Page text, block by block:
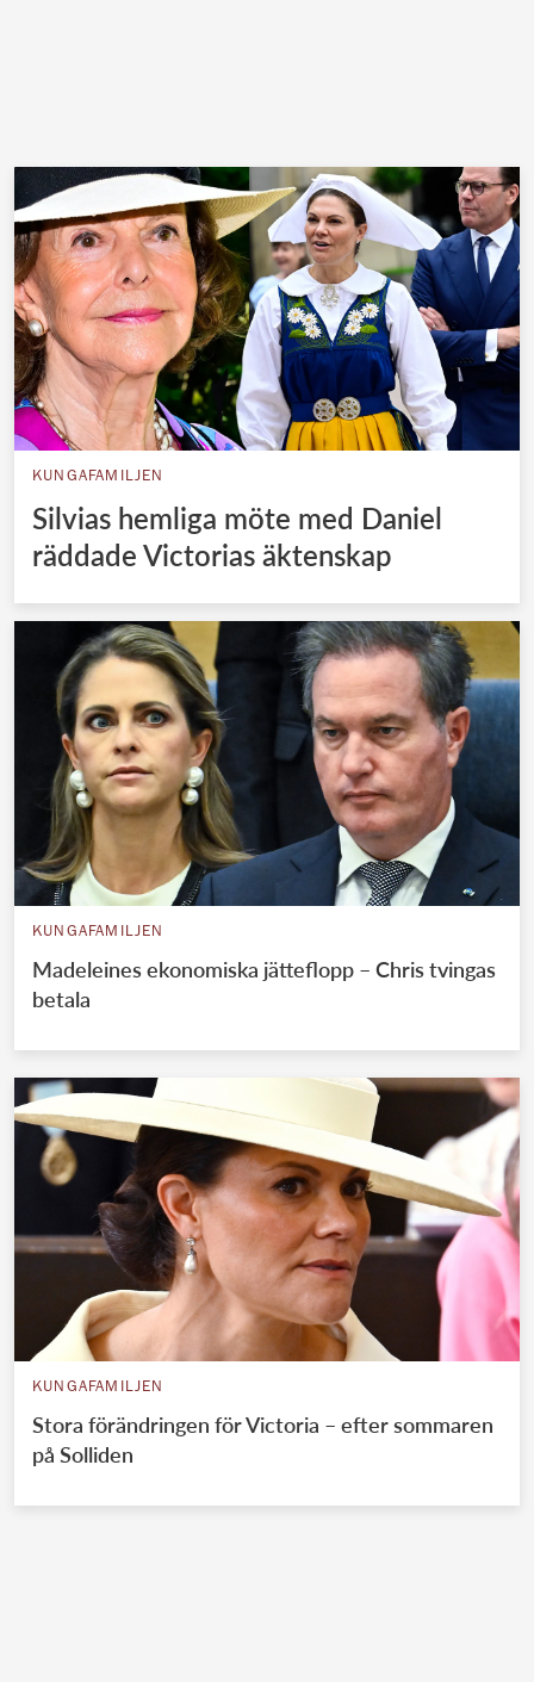
KUNGAFAMILJEN
Silvias hemliga möte med Daniel
räddade Victorias äktenskap
KUNGAFAMILJEN
Madeleines ekonomiska jätteflopp – Chris tvingas
betala
KUNGAFAMILJEN
Stora förändringen för Victoria – efter sommaren
på Solliden